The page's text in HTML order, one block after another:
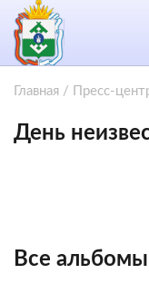
Главная / Пресс-
День
Все альбомы